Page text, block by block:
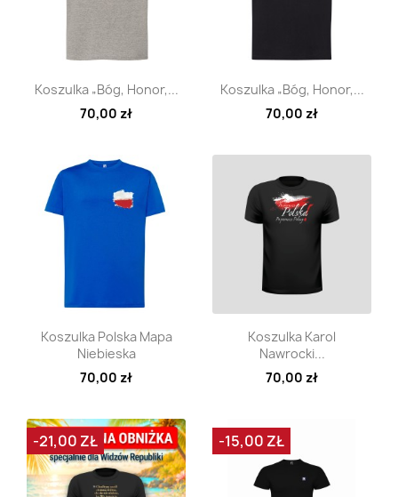
Szybki podgląd
Koszulka „Bóg, Honor,...
70,00 zł
Szybki podgląd
Koszulka „Bóg, Honor,...
70,00 zł
Szybki podgląd
Koszulka Polska Mapa
Niebieska
70,00 zł
Szybki podgląd
Koszulka Karol
Nawrocki...
70,00 zł
-21,00 ZŁ -15,00 ZŁ